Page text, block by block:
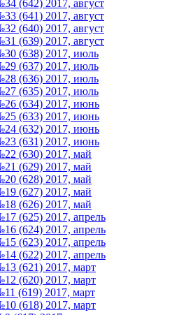
(642) 2017, август
(641) 2017, август
(640) 2017, август
(639) 2017, август
(638) 2017, июль
(637) 2017, июль
(636) 2017, июль
(635) 2017, июль
(634) 2017, июнь
(633) 2017, июнь
(632) 2017, июнь
(631) 2017, июнь
(630) 2017, май
(629) 2017, май
(628) 2017, май
(627) 2017, май
(626) 2017, май
(625) 2017, апрель
(624) 2017, апрель
(623) 2017, апрель
(622) 2017, апрель
(621) 2017, март
(620) 2017, март
(619) 2017, март
(618) 2017, март